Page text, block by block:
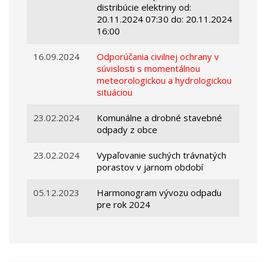
distribúcie elektriny od:
20.11.2024 07:30 do: 20.11.2024
16:00
16.09.2024
Odporúčania civilnej ochrany v
súvislosti s momentálnou
meteorologickou a hydrologickou
situáciou
23.02.2024
Komunálne a drobné stavebné
odpady z obce
23.02.2024
Vypaľovanie suchých trávnatých
porastov v jarnom období
05.12.2023
Harmonogram vývozu odpadu
pre rok 2024